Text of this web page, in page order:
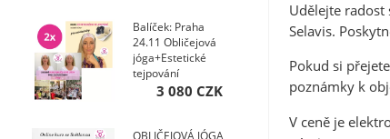
Udělejte radost
Selavis.
Pokud si
poznámky k
V ceně je
Balíček: Praha
24.11 Obličejová
jóga+Estetické
tejpování
kurzy+Ebooky pro
3 080 CZK
OBLIČEJOVÁ JÓGA